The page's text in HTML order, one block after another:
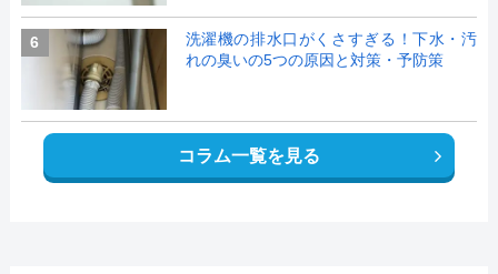
6
洗濯機の排水口がくさすぎる！下水・汚
れの臭いの5つの原因と対策・予防策
コラム一覧を見る